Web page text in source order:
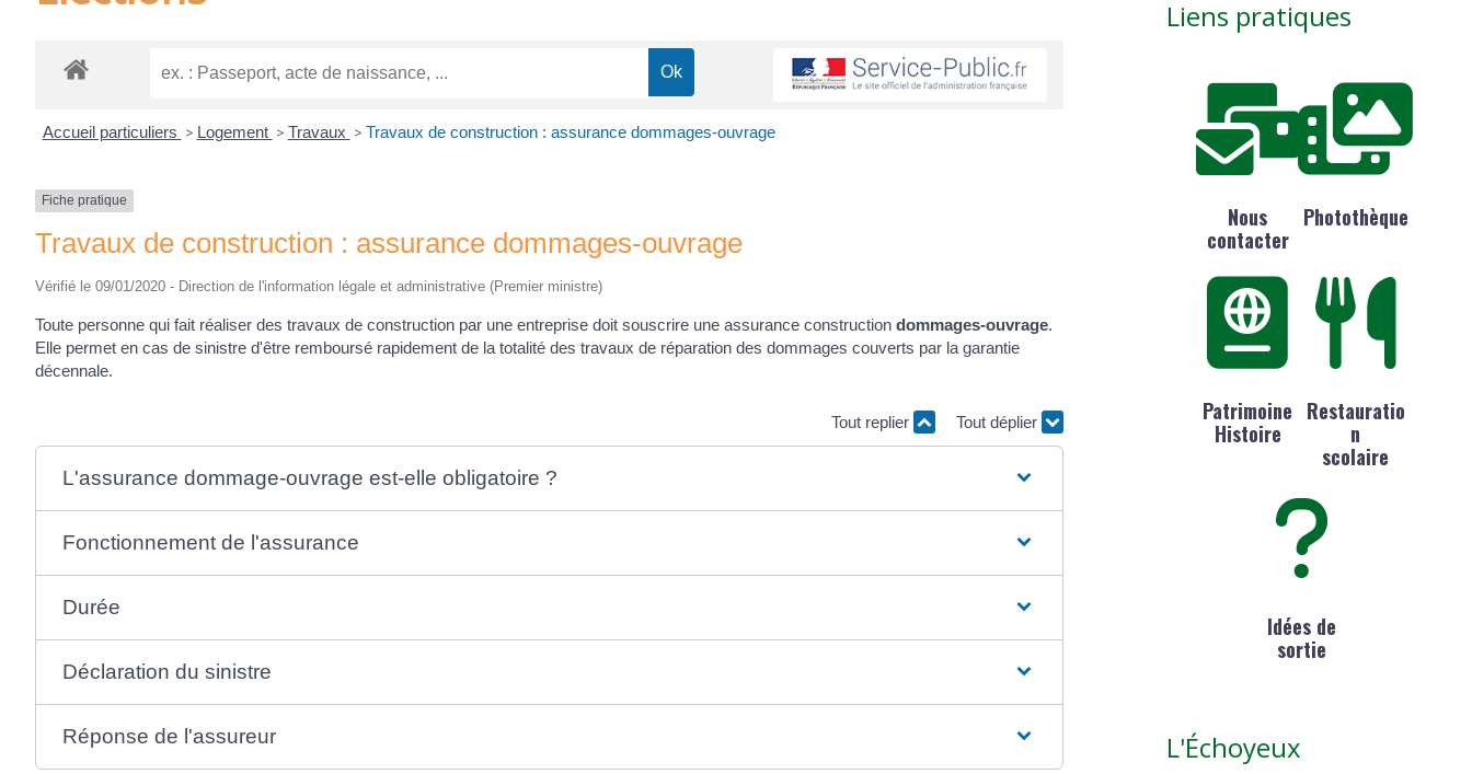
Accueil particuliers > Logement > Travaux > Travaux de construction : assurance dommages-ouvrage
Fiche pratique
Travaux de construction : assurance dommages-ouvrage
Vérifié le 09/01/2020 - Direction de l'information légale et administrative (Premier ministre)
Toute personne qui fait réaliser des travaux de construction par une entreprise doit souscrire une assurance construction dommages-ouvrage.
Elle permet en cas de sinistre d'être remboursé rapidement de la totalité des travaux de réparation des dommages couverts par la garantie
décennale.
Tout replier Tout déplier
L'assurance dommage-ouvrage est-elle obligatoire ?
Fonctionnement de l'assurance
Durée
Déclaration du sinistre
Réponse de l'assureur
Liens pratiques
Nous
contacter
Photothèque
Patrimoine
Histoire
Restauratio
n
scolaire
Idées de
sortie
L'Échoyeux